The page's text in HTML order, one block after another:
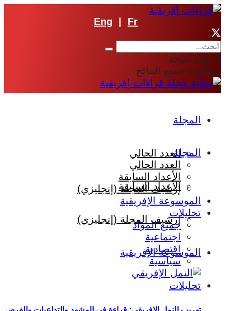
Eng Fr
لا توجد نتيجة
مشاهدة جميع النتائج
المجلة
العدد الحالي
الأعداد السابقة
إرشيف المجلة (إنجليزي)
الموسوعة الإفريقية
تحليلات
المجلة
العدد الحالي
الأعداد السابقة
إرشيف المجلة (إنجليزي)
الموسوعة الإفريقية
تحليلات
جميع المواد
اجتماعية
اقتصادية
سياسية